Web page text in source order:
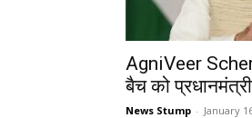
AgniVeer
बैच को
News Stump - January